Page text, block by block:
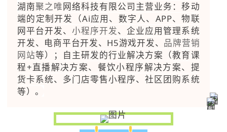
湖南聚之唯网络科技有限公司主营业务：移动
端的定制开发（Ai应用、数字人、APP、物联
网平台开发、小程序开发、企业应用管理系统
开发、电商平台开发、H5游戏开发、 品牌营销
网站等）；自主研发的行业解决方案（教育课
程+直播解决方案、餐饮小程序解决方案、提
货卡系统、多门店零售小程序、社区团购系统
等）。